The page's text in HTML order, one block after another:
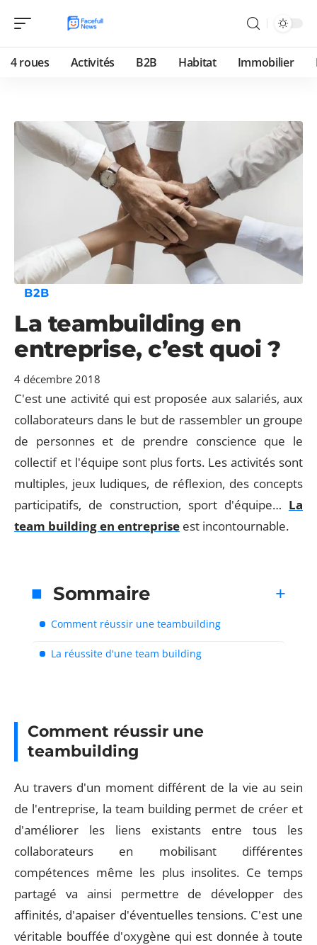
4 roues Activités B2B Habitat Immobilier
B2B
La teambuilding en
entreprise, c’est quoi ?
4 décembre 2018
C'est une activité qui est proposée aux salariés, aux
collaborateurs dans le but de rassembler un groupe
de personnes et de prendre conscience que le
collectif et l'équipe sont plus forts. Les activités sont
multiples, jeux ludiques, de réflexion, des concepts
participatifs, de construction, sport d'équipe… La
team building en entreprise est incontournable.
Sommaire
Comment réussir une teambuilding
La réussite d'une team building
Comment réussir une
teambuilding
Au travers d'un moment différent de la vie au sein
de l'entreprise, la team building permet de créer et
d'améliorer les liens existants entre tous les
collaborateurs en mobilisant différentes
compétences même les plus insolites. Ce temps
partagé va ainsi permettre de développer des
affinités, d'apaiser d'éventuelles tensions. C'est une
véritable bouffée d'oxygène qui est donnée à toute